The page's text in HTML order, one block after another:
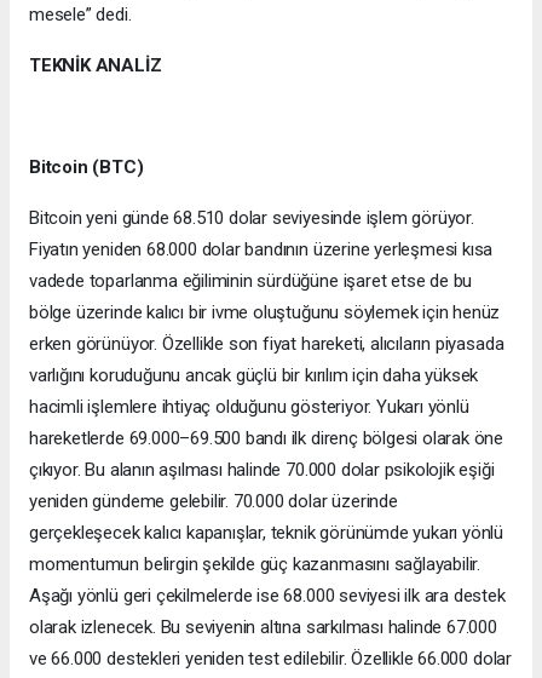
mesele” dedi.
TEKNİK ANALİZ
Bitcoin (BTC)
Bitcoin yeni günde 68.510 dolar seviyesinde işlem görüyor.
Fiyatın yeniden 68.000 dolar bandının üzerine yerleşmesi kısa
vadede toparlanma eğiliminin sürdüğüne işaret etse de bu
bölge üzerinde kalıcı bir ivme oluştuğunu söylemek için henüz
erken görünüyor. Özellikle son fiyat hareketi, alıcıların piyasada
varlığını koruduğunu ancak güçlü bir kırılım için daha yüksek
hacimli işlemlere ihtiyaç olduğunu gösteriyor. Yukarı yönlü
hareketlerde 69.000–69.500 bandı ilk direnç bölgesi olarak öne
çıkıyor. Bu alanın aşılması halinde 70.000 dolar psikolojik eşiği
yeniden gündeme gelebilir. 70.000 dolar üzerinde
gerçekleşecek kalıcı kapanışlar, teknik görünümde yukarı yönlü
momentumun belirgin şekilde güç kazanmasını sağlayabilir.
Aşağı yönlü geri çekilmelerde ise 68.000 seviyesi ilk ara destek
olarak izlenecek. Bu seviyenin altına sarkılması halinde 67.000
ve 66.000 destekleri yeniden test edilebilir. Özellikle 66.000 dolar